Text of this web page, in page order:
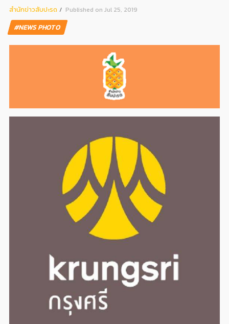
สํานักข่าวสับปะรด Published on Jul 25, 2019
#NEWS PHOTO